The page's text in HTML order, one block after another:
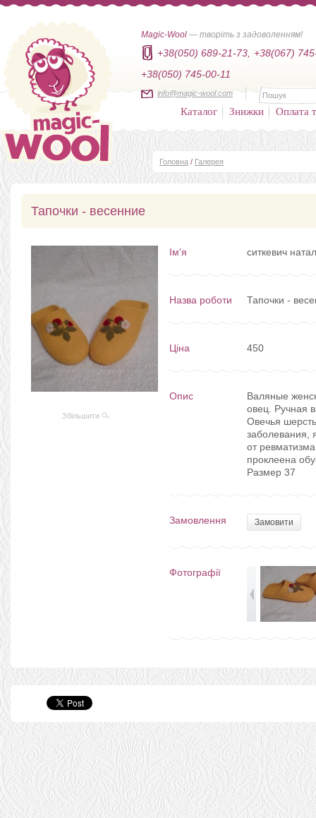
Magic-Wool — творіть з задоволенням!
+38(050) 689-21-73,
+38(067)
+38(050) 745-00-11
info@magic-wool.com
Каталог Знижки Оплата
Головна / Галерея
Тапочки - весенние
Збільшити
Ім'я ситкевич
Назва роботи Тапочки -
Ціна 450
Опис
Валяные
овец. Ручная
Овечья
заболевания,
от
проклеена
Размер 37
Замовлення Замовити
Фотографії